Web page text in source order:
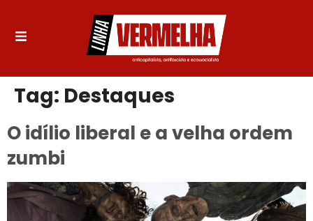
Tag: Destaques
O idílio liberal e a velha ordem
zumbi